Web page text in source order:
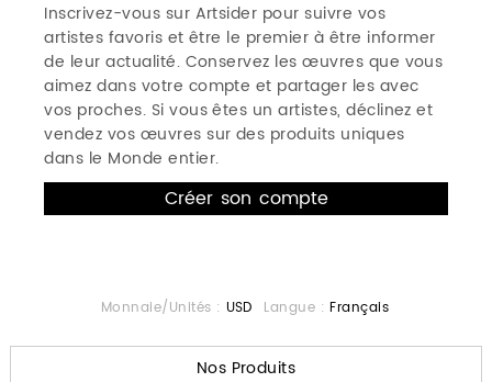
Inscrivez-vous sur Artsider pour suivre vos
artistes favoris et être le premier à être informer
de leur actualité. Conservez les œuvres que vous
aimez dans votre compte et partager les avec
vos proches. Si vous êtes un artistes, déclinez et
vendez vos œuvres sur des produits uniques
dans le Monde entier.
Monnaie/Unités : USD Langue : Français
Nos Produits